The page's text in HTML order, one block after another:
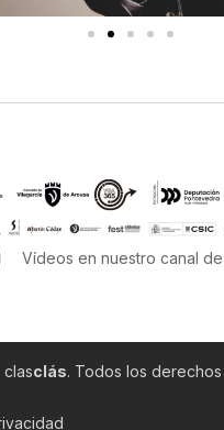
Vídeos en nuestro canal
clás. Todos los